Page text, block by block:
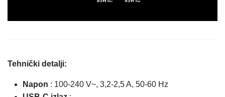
Tehnički detalji:
Napon : 100-240 V~, 3,2-2,5 A, 50-60 Hz